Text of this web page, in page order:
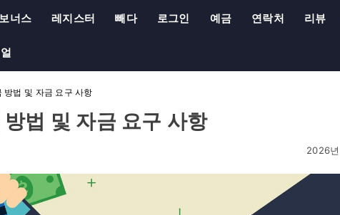
보너스 레지스터 빼다 로그인 예금 연락처 리뷰
법 및 자금 요구 사항
법 및 자금 요구 사항
2026